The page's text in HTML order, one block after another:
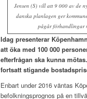
Jensen (S) vill att 9 000 av de
danska planlagen ger
pågår förhandlingar
Idag presenterar
att öka med 100 000
efterfrågan ska kunna
fortsatt stigande
Enbart under 2016 väntas
befolkningsprognos på en